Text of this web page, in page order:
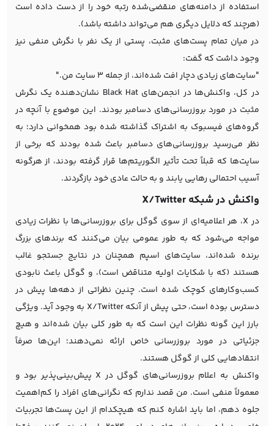
استفاده از دامنه‌های منقضی‌شده رتبه خود را از دست داده است
(هرچند که دلایل دیگری هم می‌تواند داشته باشد).
در میان تمام پست‌های مثبت، پستی از یک نفر با نگرش منفی نیز
وجود داشت که گفت:
"سایت‌های زیادی دچار افت شده‌اند، از جمله 3 سایت من."
در کل، واکنش‌ها در انجمن‌های Black Hat نشان‌دهنده یک نگرش
مثبت در مورد بروزرسانی‌های دسامبر بودند. این موضوع با آنچه در
گروه‌های فیسبوک به اشتراک گذاشته شده بود همخوانی دارد؛ به
نظر می‌رسید بروزرسانی‌های دسامبر باعث شده بودند که برخی از
سایت‌ها که قبلاً تحت تأثیر الگوریتم‌ها قرار گرفته بودند، از هرگونه
آسیب احتمالی رهایی یابند و به حالت عادی خود بازگردند.
واکنش در شبکه X/Twitter
در X، هر اعلامیه‌ای از سوی گوگل برای بروزرسانی‌ها با نظرات زیادی
مواجه می‌شود که به طور عمومی بیان می‌کنند که برندهای بزرگ
برنده شده‌اند، سایت‌های اسپم همچنان در نتایج جستجو غالب
هستند (که با شکایات اولیه متناقض است)، و گوگل باعث نابودی
کسب‌وکارهای کوچک شده است. چنین نظراتی از دهه‌ها پیش در
دسترس بوده است، حتی پیش از آنکه X/Twitter به وجود آید. ویژگی
بارز این گونه نظرات این است که به طور کلی بیان شده‌اند و هیچ
جزئیاتی در مورد بروزرسانی خاص ارائه نمی‌دهند؛ این‌ها صرفاً
انتقادهایی کلی از گوگل هستند.
واکنش به اعلام بروزرسانی‌های گوگل در X پیش‌بینی‌پذیر بود و
معمولاً منفی است. من قصد ندارم که نگرانی‌های افراد را کم‌اهمیت
جلوه دهم، اما باید اشاره کنم که هیچکدام از این پست‌ها تجربیات